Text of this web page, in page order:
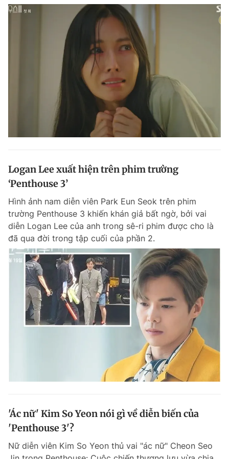
Logan Lee xuất hiện trên phim trường
‘Penthouse 3’
Hình ảnh nam diễn viên Park Eun Seok trên phim
trường Penthouse 3 khiến khán giả bất ngờ, bởi vai
diễn Logan Lee của anh trong sê-ri phim được cho là
đã qua đời trong tập cuối của phần 2.
'Ác nữ' Kim So Yeon nói gì về diễn biến của
'Penthouse 3'?
Nữ diễn viên Kim So Yeon thủ vai "ác nữ" Cheon Seo